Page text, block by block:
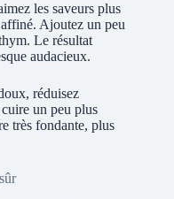
les saveurs plus
Ajoutez un peu
Le résultat
audacieux.
réduisez
un peu plus
très fondante, plus